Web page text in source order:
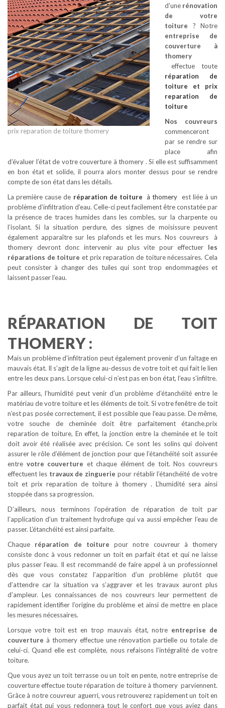
prix reparation de toiture thomery
d’une rénovation
de votre
toiture ? Notre
entreprise de
couverture à
thomery
effectue toute
réparation de
toiture et prix
reparation de
toiture
Nos couvreurs
commenceront
par se rendre sur
place afin
d’évaluer l’état de votre couverture à thomery . Si elle est suffisamment
en bon état et solide, il pourra alors monter dessus pour se rendre
compte de son état dans les détails.
La première cause de réparation de toiture à thomery est liée à un
problème d’infiltration d’eau. Celle-ci peut facilement être constatée par
la présence de traces humides dans les combles, sur la charpente ou
l’isolant. Si la situation perdure, des signes de moisissure peuvent
également apparaître sur les plafonds et les murs. Nos couvreurs à
thomery devront donc intervenir au plus vite pour effectuer les
réparations de toiture et prix reparation de toiture nécessaires. Cela
peut consister à changer des tuiles qui sont trop endommagées et
laissent passer l’eau.
RÉPARATION DE TOIT
THOMERY :
Mais un problème d’infiltration peut également provenir d’un faîtage en
mauvais état. Il s’agit de la ligne au-dessus de votre toit et qui fait le lien
entre les deux pans. Lorsque celui-ci n’est pas en bon état, l’eau s’infiltre.
Par ailleurs, l’humidité peut venir d’un problème d’étanchéité entre le
matériau de votre toiture et les éléments de toit. Si votre fenêtre de toit
n’est pas posée correctement, il est possible que l’eau passe. De même,
votre souche de cheminée doit être parfaitement étanche.prix
reparation de toiture, En effet, la jonction entre la cheminée et le toit
doit avoir été réalisée avec précision. Ce sont les solins qui doivent
assurer le rôle d’élément de jonction pour que l’étanchéité soit assurée
entre votre couverture et chaque élément de toit. Nos couvreurs
effectuent lestravaux de zinguerie pour rétablir l’étanchéité de votre
toit et prix reparation de toiture à thomery . L’humidité sera ainsi
stoppée dans sa progression.
D’ailleurs, nous terminons l’opération de réparation de toit par
l’application d’un traitement hydrofuge qui va aussi empêcher l’eau de
passer. L’étanchéité est ainsi parfaite.
Chaque réparation de toiture pour notre couvreur à thomery
consiste donc à vous redonner un toit en parfait état et qui ne laisse
plus passer l’eau. Il est recommandé de faire appel à un professionnel
dès que vous constatez l’apparition d’un problème plutôt que
d’attendre car la situation va s’aggraver et les travaux auront plus
d’ampleur. Les connaissances de nos couvreurs leur permettent de
rapidement identifier l’origine du problème et ainsi de mettre en place
les mesures nécessaires.
Lorsque votre toit est en trop mauvais état, notre entreprise de
couverture à thomery effectue une rénovation partielle ou totale de
celui-ci. Quand elle est complète, nous refaisons l’intégralité de votre
toiture.
Que vous ayez un toit terrasse ou un toit en pente, notre entreprise de
couverture effectue toute réparation de toiture à thomery parviennent.
Grâce à notre couvreur aguerri, vous retrouverez rapidement un toit en
parfait état qui vous redonnera tout le confort que vous aviez dans